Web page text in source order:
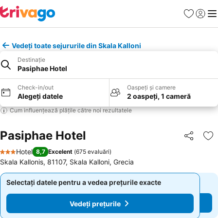
Favorite
Vedeți toate sejururile din Skala Kalloni
Destinație
Pasiphae Hotel
Check-in/out
Alegeți datele
Oaspeți și camere
2 oaspeți, 1 cameră
Cum influențează plățile către noi rezultatele
Pasiphae Hotel Distribuiți
3 Stele
Hotel 8,7 Excelent (675 evaluări)
Skala Kallonis, 81107, Skala Kalloni, Grecia
Selectați datele pentru a vedea prețurile exacte
Vedeți prețurile
Selectați datele pentru a vedea prețurile exacte
Vedeți prețurile